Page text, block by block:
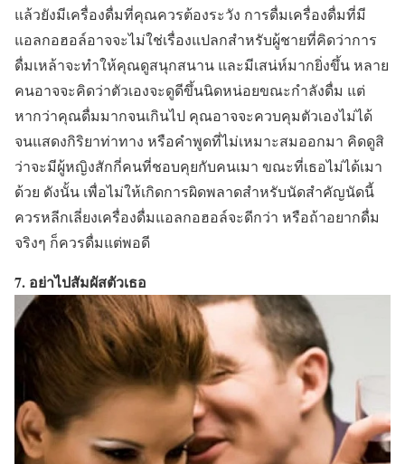
แล้วยังมีเครื่องดื่มที่คุณควรต้องระวัง การดื่มเครื่องดื่มที่มี
แอลกอฮอล์อาจจะไม่ใช่เรื่องแปลกสำหรับผู้ชายที่คิดว่าการ
ดื่มเหล้าจะทำให้คุณดูสนุกสนาน และมีเสน่ห์มากยิ่งขึ้น หลาย
คนอาจจะคิดว่าตัวเองจะดูดีขึ้นนิดหน่อยขณะกำลังดื่ม แต่
หากว่าคุณดื่มมากจนเกินไป คุณอาจจะควบคุมตัวเองไม่ได้
จนแสดงกิริยาท่าทาง หรือคำพูดที่ไม่เหมาะสมออกมา คิดดูสิ
ว่าจะมีผู้หญิงสักกี่คนที่ชอบคุยกับคนเมา ขณะที่เธอไม่ได้เมา
ด้วย ดังนั้น เพื่อไม่ให้เกิดการผิดพลาดสำหรับนัดสำคัญนัดนี้
ควรหลีกเลี่ยงเครื่องดื่มแอลกอฮอล์จะดีกว่า หรือถ้าอยากดื่ม
จริงๆ ก็ควรดื่มแต่พอดี
7. อย่าไปสัมผัสตัวเธอ